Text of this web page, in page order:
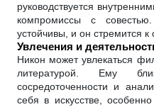
руководствуется
компромиссы с
устойчивы, и он стремится к
Увлечения и
Никон может увлекаться
литературой. Ему
сосредоточенности и
себя в искусстве,